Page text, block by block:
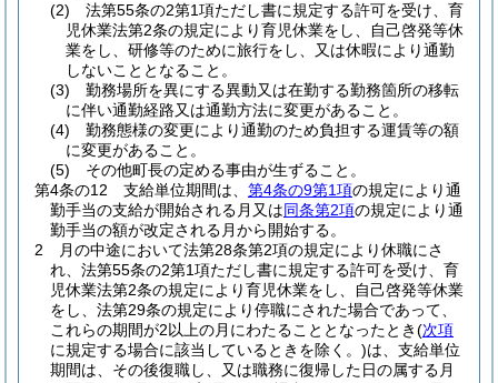
(2)
法第55条の2第1項ただし書に規定する許可を受け、育
児休業法第2条の規定により育児休業をし、自己啓発等休
業をし、研修等のために旅行をし、又は休暇により通勤
しないこととなること。
(3)
勤務場所を異にする異動又は在勤する勤務箇所の移転
に伴い通勤経路又は通勤方法に変更があること。
(4)
勤務態様の変更により通勤のため負担する運賃等の額
に変更があること。
(5)
その他町長の定める事由が生ずること。
第4条の12
支給単位期間は、 第4条の9第1項の規定により通
勤手当の支給が開始される月又は同条第2項の規定により通
勤手当の額が改定される月から開始する。
2
月の中途において法第28条第2項の規定により休職にさ
れ、法第55条の2第1項ただし書に規定する許可を受け、育
児休業法第2条の規定により育児休業をし、自己啓発等休業
をし、法第29条の規定により停職にされた場合であって、
これらの期間が2以上の月にわたることとなったとき(次項
に規定する場合に該当しているときを除く。)は、支給単位
期間は、その後復職し、又は職務に復帰した日の属する月